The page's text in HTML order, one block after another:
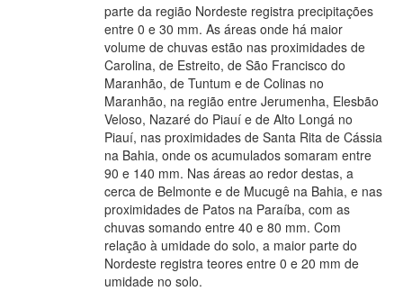
parte da região Nordeste registra precipitações
entre 0 e 30 mm. As áreas onde há maior
volume de chuvas estão nas proximidades de
Carolina, de Estreito, de São Francisco do
Maranhão, de Tuntum e de Colinas no
Maranhão, na região entre Jerumenha, Elesbão
Veloso, Nazaré do Piauí e de Alto Longá no
Piauí, nas proximidades de Santa Rita de Cássia
na Bahia, onde os acumulados somaram entre
90 e 140 mm. Nas áreas ao redor destas, a
cerca de Belmonte e de Mucugê na Bahia, e nas
proximidades de Patos na Paraíba, com as
chuvas somando entre 40 e 80 mm. Com
relação à umidade do solo, a maior parte do
Nordeste registra teores entre 0 e 20 mm de
umidade no solo.